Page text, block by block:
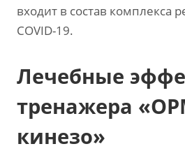
входит в состав комплекса
COVID-19.
Лечебные
тренажера
кинезо»